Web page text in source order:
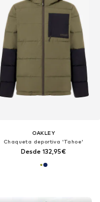
OAKLEY
Chaqueta deportiva 'Tahoe'
Desde 132,95€